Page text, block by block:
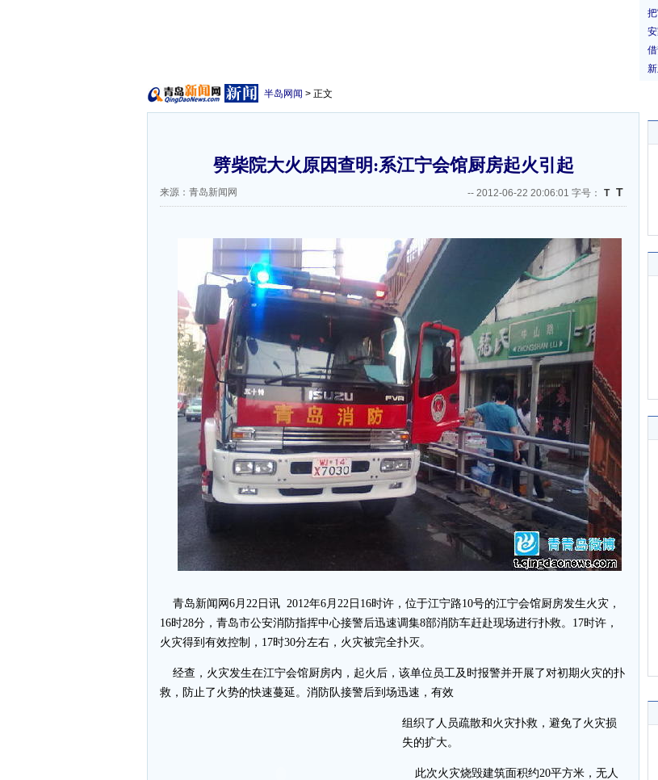
半岛网闻 > 正文
劈柴院大火原因查明:系江宁会馆厨房起火引起
来源：青岛新闻网 -- 2012-06-22 20:06:01 字号： T T
青岛新闻网6月22日讯 2012年6月22日16时许，位于江宁路10号的江宁会馆厨房发生火灾，
16时28分，青岛市公安消防指挥中心接警后迅速调集8部消防车赶赴现场进行扑救。17时许，
火灾得到有效控制，17时30分左右，火灾被完全扑灭。
经查，火灾发生在江宁会馆厨房内，起火后，该单位员工及时报警并开展了对初期火灾的扑
救，防止了火势的快速蔓延。消防队接警后到场迅速，有效
组织了人员疏散和火灾扑救，避免了火灾损
失的扩大。
此次火灾烧毁建筑面积约20平方米，无人